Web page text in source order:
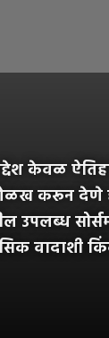
केवळ
करून देणे
उपलब्ध
वादाशी